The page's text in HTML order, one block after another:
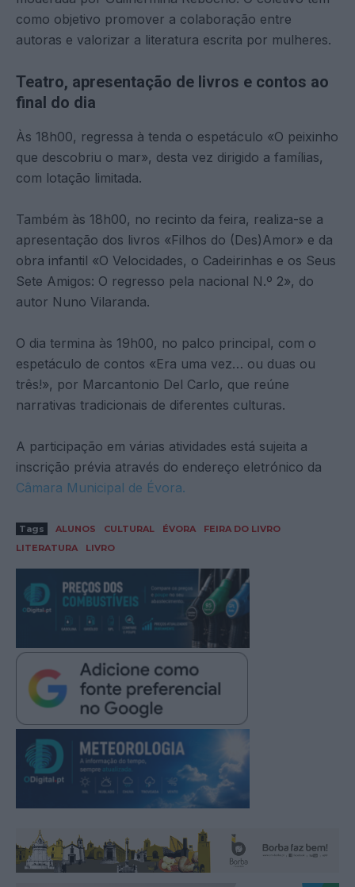
como objetivo promover a colaboração entre
autoras e valorizar a literatura escrita por mulheres.
Teatro, apresentação de livros e contos ao
final do dia
Às 18h00, regressa à tenda o espetáculo «O peixinho
que descobriu o mar», desta vez dirigido a famílias,
com lotação limitada.
Também às 18h00, no recinto da feira, realiza-se a
apresentação dos livros «Filhos do (Des)Amor» e da
obra infantil «O Velocidades, o Cadeirinhas e os Seus
Sete Amigos: O regresso pela nacional N.º 2», do
autor Nuno Vilaranda.
O dia termina às 19h00, no palco principal, com o
espetáculo de contos «Era uma vez… ou duas ou
três!», por Marcantonio Del Carlo, que reúne
narrativas tradicionais de diferentes culturas.
A participação em várias atividades está sujeita a
inscrição prévia através do endereço eletrónico da
Câmara Municipal de Évora.
Tags ALUNOS CULTURAL ÉVORA
FEIRA DO LIVRO
LITERATURA
LIVRO